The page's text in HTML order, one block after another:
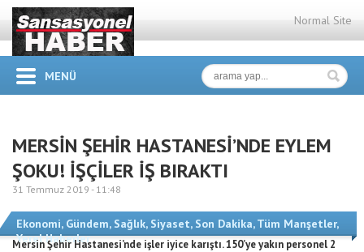
Normal Site
MENÜ
MERSİN ŞEHİR HASTANESİ’NDE EYLEM
ŞOKU! İŞÇİLER İŞ BIRAKTI
31 Temmuz 2019 - 11:48
Ekonomi, Gündem, Sağlık, Siyaset, Son Dakika,Tüm Manşetler,
Yerel Haberler
Mersin Şehir Hastanesi’nde işler iyice karıştı. 150’ye yakın personel 2